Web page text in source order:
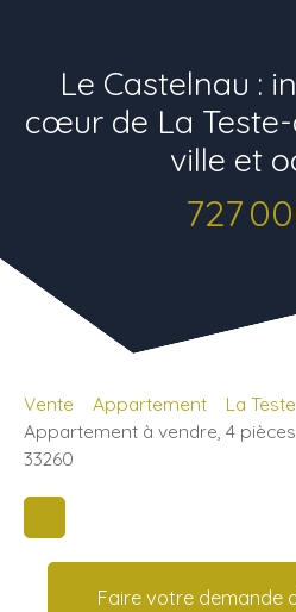
Le Castelnau :
cœur de La
ville et
727
Vente Appartement
La
Appartement à vendre, 4
33260
Faire votre demande